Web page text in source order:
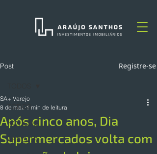
Post Registre-se
TODOS
NOTÍCIAS
ARTIGOS
Após cinco anos, Dia
Supermercados volta com
SA+ Varejo
8 de mai. 1 min de leitura